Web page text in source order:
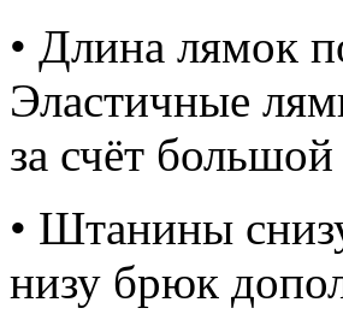
• Длина лямок
Эластичные
за счёт
• Штанины
низу брюк